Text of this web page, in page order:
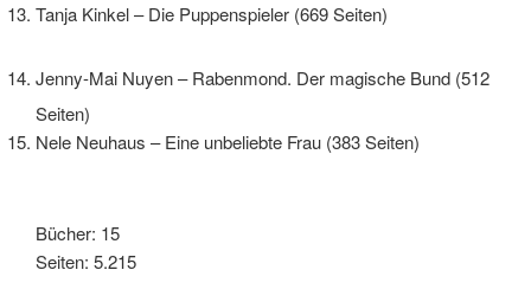
Tanja Kinkel – Die Puppenspieler (669 Seiten)
Jenny-Mai Nuyen – Rabenmond. Der magische Bund (512
Seiten)
Nele Neuhaus – Eine unbeliebte Frau (383 Seiten)
Bücher: 15
Seiten: 5.215